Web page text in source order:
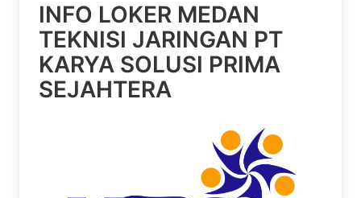
INFO LOKER MEDAN
TEKNISI JARINGAN PT
KARYA SOLUSI PRIMA
SEJAHTERA